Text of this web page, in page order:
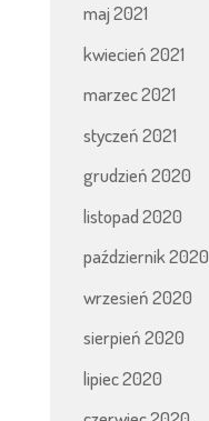
maj 2021
kwiecień 2021
marzec 2021
styczeń 2021
grudzień 2020
listopad 2020
październik 2020
wrzesień 2020
sierpień 2020
lipiec 2020